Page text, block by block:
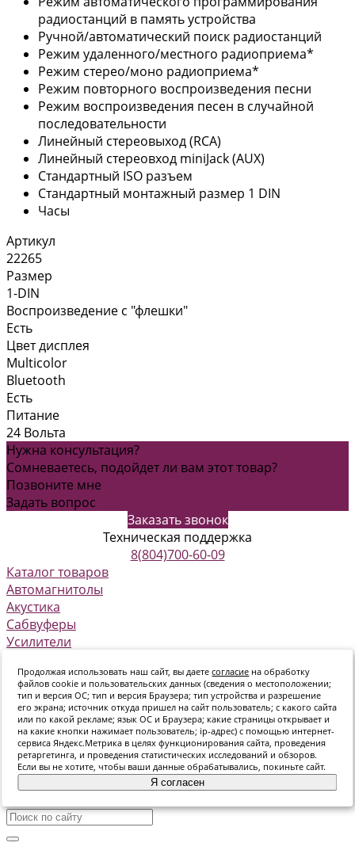
радиостанций в память устройства
Ручной/автоматический поиск радиостанций
Режим удаленного/местного радиоприема*
Режим стерео/моно радиоприема*
Режим повторного воспроизведения песни
Режим воспроизведения песен в случайной
последовательности
Линейный стереовыход (RCA)
Линейный стереовход miniJack (AUX)
Стандартный ISO разъем
Стандартный монтажный размер 1 DIN
Часы
Артикул
22265
Размер
1-DIN
Воспроизведение с "флешки"
Есть
Цвет дисплея
Multicolor
Bluetooth
Есть
Питание
24 Вольта
Нужна консультация?
Сомневаетесь, подойдет ли вам этот товар?
Позвоните мне
Задать вопрос
Заказать звонок
Техническая поддержка
8(804)700-60-09
Каталог товаров
Автомагнитолы
Акустика
Сабвуферы
Усилители
О компании
Новинки
Инструкции
Где купить
Дипломы и сертификаты
Видео
Фото
Продолжая использовать наш сайт, вы даетесогласие на обработку
файлов cookie и пользовательских данных (сведения о местоположении;
тип и версия ОС; тип и версия Браузера; тип устройства и разрешение
его экрана; источник откуда пришел на сайт пользователь; с какого сайта
или по какой рекламе; язык ОС и Браузера; какие страницы открывает и
на какие кнопки нажимает пользователь; ip-адрес) с помощью интернет-
сервиса Яндекс.Метрика в целях функционирования сайта, проведения
ретаргетинга, и проведения статистических исследований и обзоров.
Если вы не хотите, чтобы ваши данные обрабатывались, покиньте сайт.
Я согласен